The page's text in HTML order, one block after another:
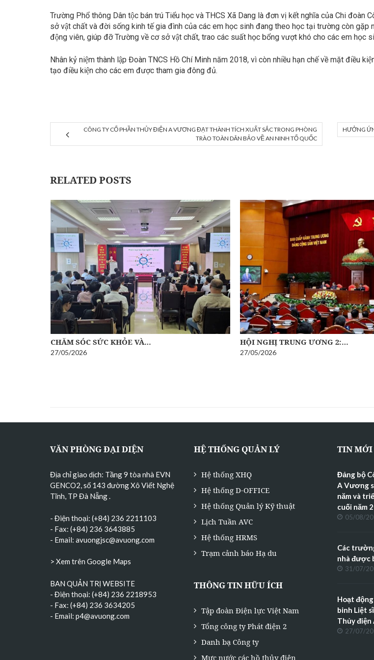
Trường Phổ thông Dân tộc bán trú Tiểu học và THCS Xã Dang là đơn vị kết nghĩa của Chi đoàn
sở vật chất và đời sống kinh tế gia đình của các em học sinh đang theo học tại trường còn gặp
động viên, giúp đỡ Trường về cơ sở vật chất, trao các suất học bổng vượt khó cho các em học
Nhân kỷ niệm thành lập Đoàn TNCS Hồ Chí Minh năm 2018, vì còn nhiều hạn chế về mặt điều
tạo điều kiện cho các em được tham gia đông đủ.
CÔNG TY CỔ PHẦN THỦY ĐIỆN A VƯƠNG ĐẠT THÀNH TÍCH XUẤT SẮC TRONG PHÒNG
TRÀO TOÀN DÂN BẢO VỀ AN NINH TỔ QUỐC
HƯỞNG
RELATED POSTS
CHĂM SÓC SỨC KHỎE VÀ…
27/05/2026
HỘI NGHỊ TRUNG ƯƠNG 2:…
27/05/2026
VĂN PHÒNG ĐẠI DIỆN
Địa chỉ giao dịch: Tầng 9 tòa nhà EVN
GENCO2, số 143 đường Xô Viết Nghệ
Tĩnh, TP Đà Nẵng.
- Điện thoại: (+84) 236 2211103
- Fax: (+84) 236 3643885
- Email: avuongjsc@avuong.com
> Xem trên Google Maps
BAN QUẢN TRỊ WEBSITE
- Điện thoại: (+84) 236 2218953
- Fax: (+84) 236 3634205
- Email: p4@avuong.com
HỆ THỐNG QUẢN LÝ
Hệ thống XHQ
Hệ thống D-OFFICE
Hệ thống Quản lý Kỹ thuật
Lịch Tuần AVC
Hệ thống HRMS
Trạm cảnh báo Hạ du
THÔNG TIN HỮU ÍCH
Tập đoàn Điện lực Việt Nam
Tổng công ty Phát điện 2
Danh bạ Công ty
Mực nước các hồ thủy điện
TIN
Đảng bộ
A Vương
năm và
cuối năm
05/08/
Các
nhà được
31/07/
Hoạt
binh Liệt
Thủy
27/07/